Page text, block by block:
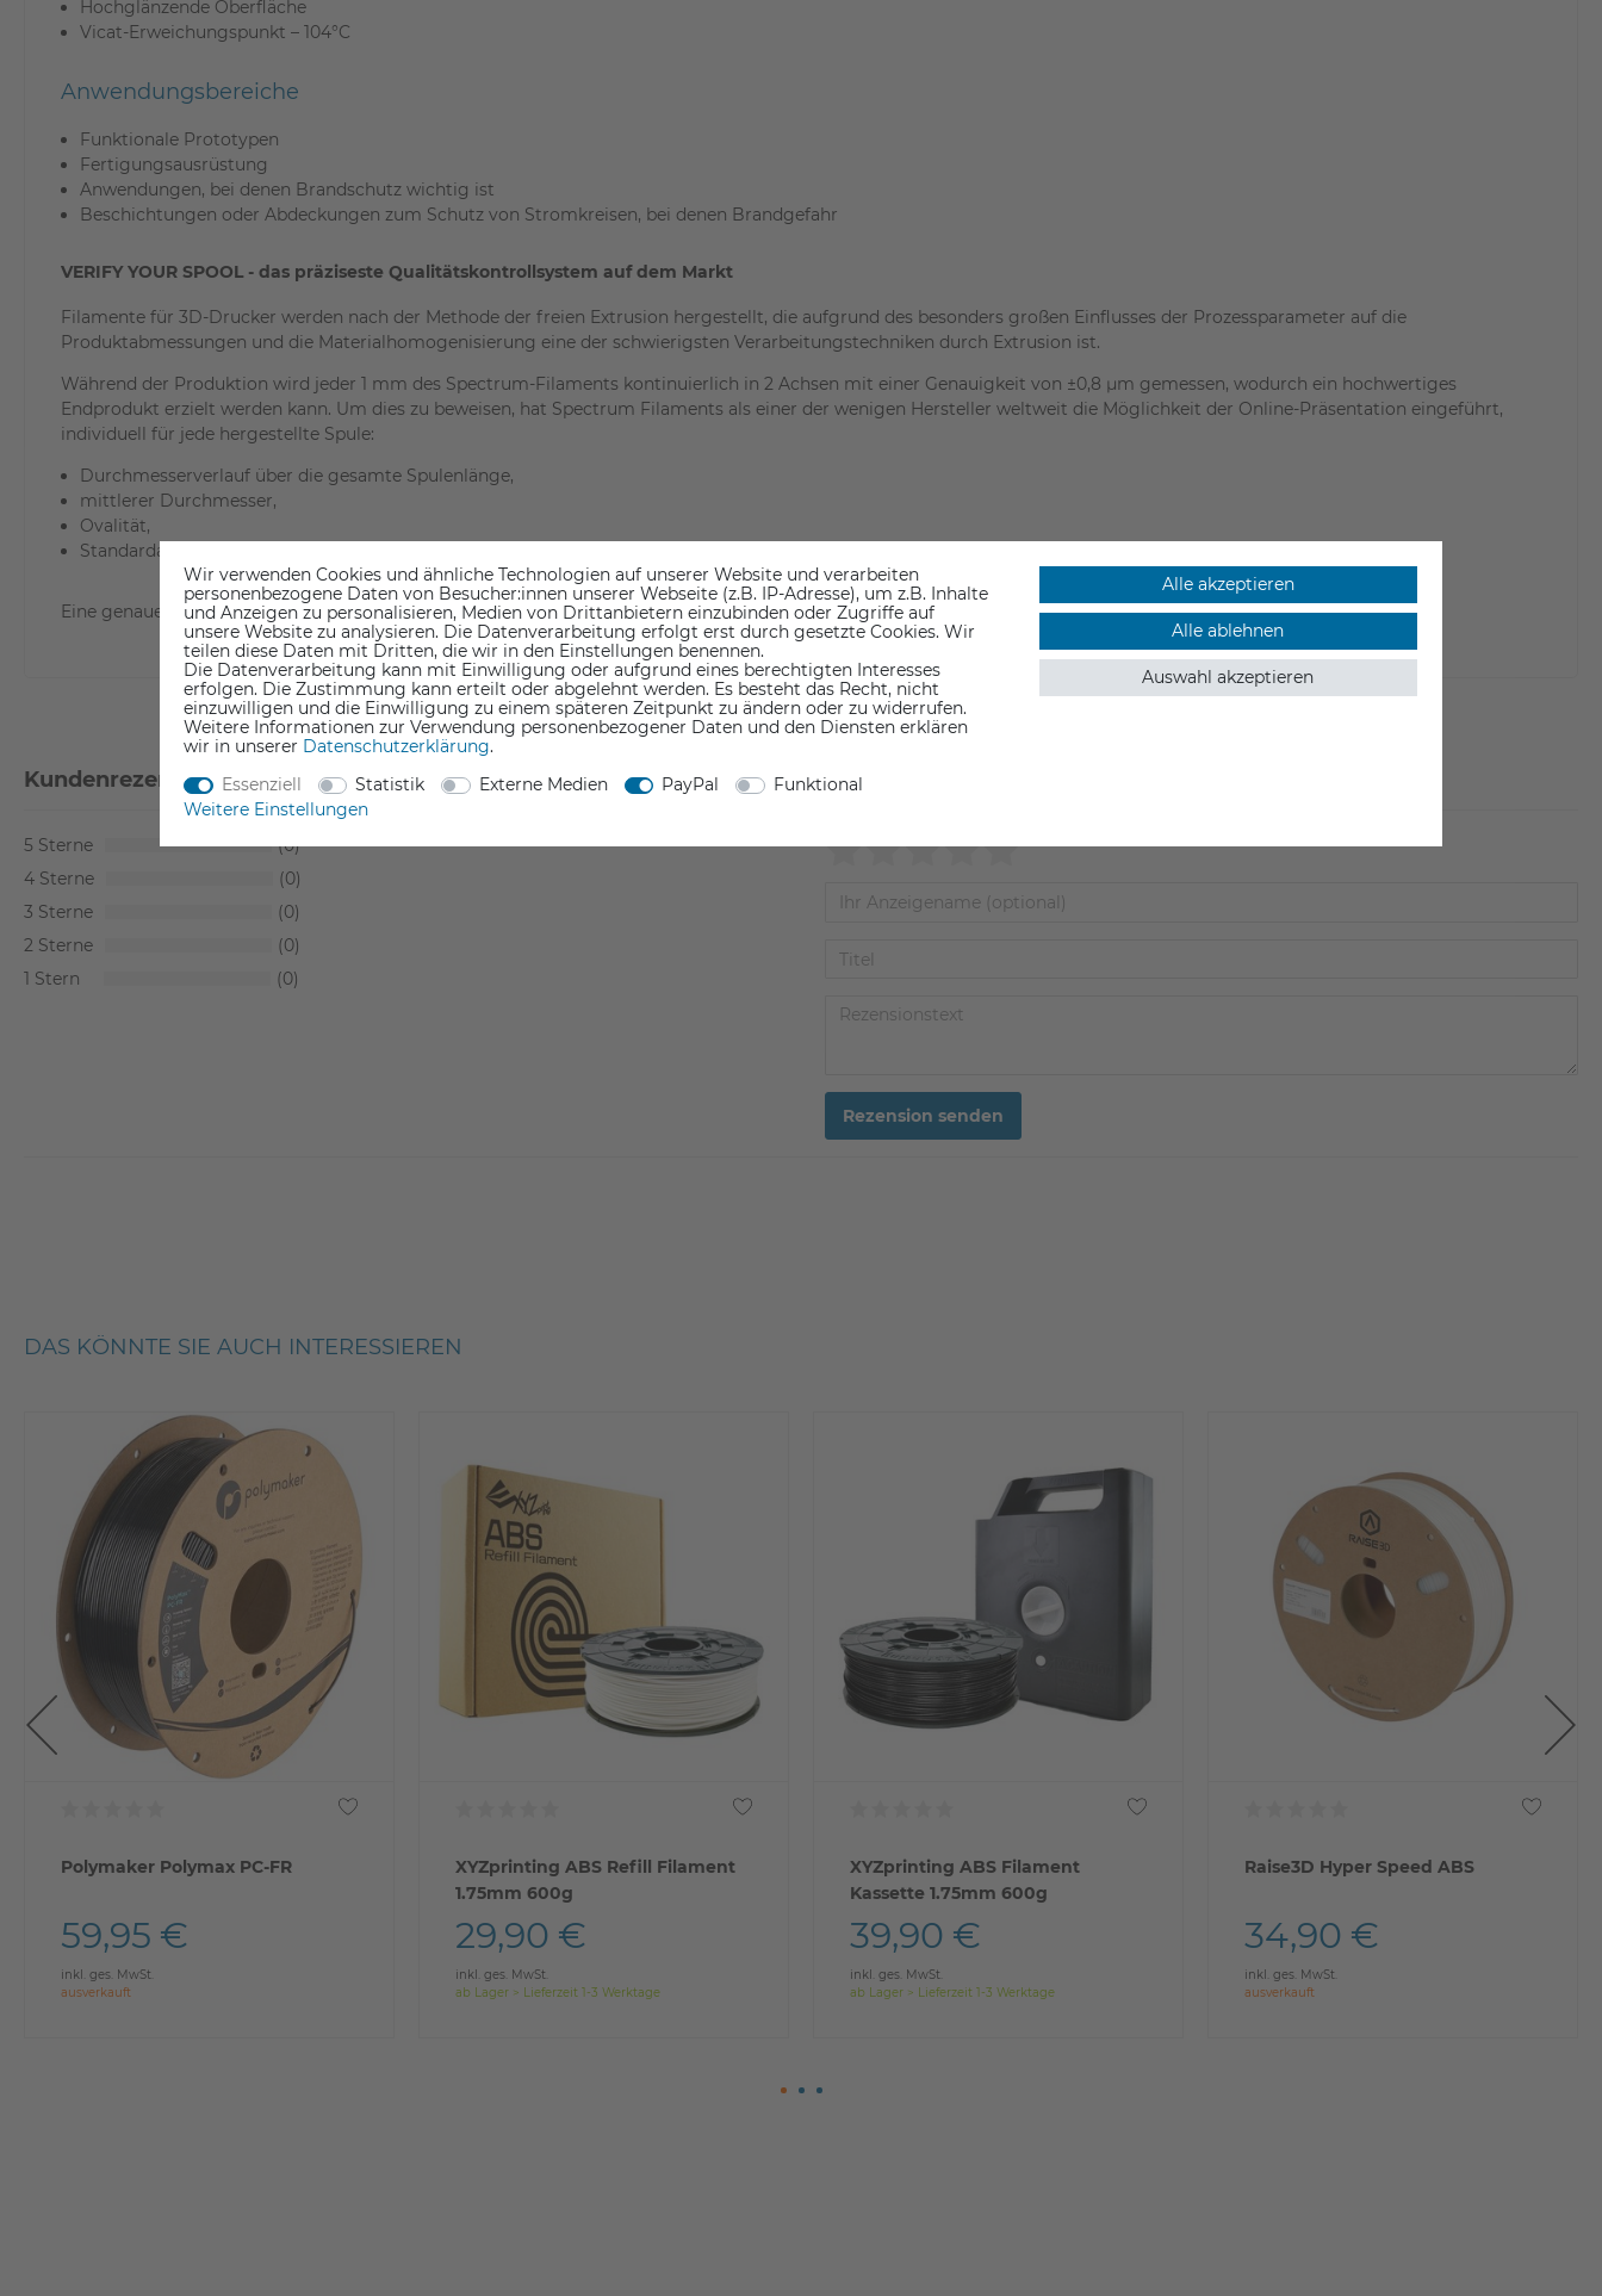
Hochglänzende Oberfläche
Vicat-Erweichungspunkt – 104°C
Anwendungsbereiche
Funktionale Prototypen
Fertigungsausrüstung
Anwendungen, bei denen Brandschutz wichtig ist
Beschichtungen oder Abdeckungen zum Schutz von Stromkreisen, bei denen Brandgefahr
VERIFY YOUR SPOOL - das präziseste Qualitätskontrollsystem auf dem Markt
Filamente für 3D-Drucker werden nach der Methode der freien Extrusion hergestellt, die aufgrund des besonders großen Einflusses der Prozessparameter auf die
Produktabmessungen und die Materialhomogenisierung eine der schwierigsten Verarbeitungstechniken durch Extrusion ist.
Während der Produktion wird jeder 1 mm des Spectrum-Filaments kontinuierlich in 2 Achsen mit einer Genauigkeit von ±0,8 µm gemessen, wodurch ein hochwertiges
Endprodukt erzielt werden kann. Um dies zu beweisen, hat Spectrum Filaments als einer der wenigen Hersteller weltweit die Möglichkeit der Online-Präsentation eingeführt,
individuell für jede hergestellte Spule:
Durchmesserverlauf über die gesamte Spulenlänge,
mittlerer Durchmesser,
Ovalität,
Standardabweichung.
Eine genaue Qualitätsprüfung garantiert, dass die Produkte von Spectrum Filaments die strengen Marktanforderungen erfüllen.
Kundenrezensionen(0)
5
0
4
0
3
0
2
0
1
0
Rezension senden
DAS KÖNNTE SIE AUCH INTERESSIEREN
Polymaker Polymax PC-FR
59,95 €
inkl. ges. MwSt.
ausverkauft
XYZprinting ABS Refill Filament
1.75mm 600g
29,90 €
inkl. ges. MwSt.
ab Lager > Lieferzeit 1-3 Werktage
XYZprinting ABS Filament
Kassette 1.75mm 600g
39,90 €
inkl. ges. MwSt.
ab Lager > Lieferzeit 1-3 Werktage
Raise3D Hyper Speed ABS
34,90 €
inkl. ges. MwSt.
ausverkauft
Wir verwenden Cookies und ähnliche Technologien auf unserer Website und verarbeiten
personenbezogene Daten von Besucher:innen unserer Webseite (z.B. IP-Adresse), um z.B. Inhalte
und Anzeigen zu personalisieren, Medien von Drittanbietern einzubinden oder Zugriffe auf
unsere Website zu analysieren. Die Datenverarbeitung erfolgt erst durch gesetzte Cookies. Wir
teilen diese Daten mit Dritten, die wir in den Einstellungen benennen.
Die Datenverarbeitung kann mit Einwilligung oder aufgrund eines berechtigten Interesses
erfolgen. Die Zustimmung kann erteilt oder abgelehnt werden. Es besteht das Recht, nicht
einzuwilligen und die Einwilligung zu einem späteren Zeitpunkt zu ändern oder zu widerrufen.
Weitere Informationen zur Verwendung personenbezogener Daten und den Diensten erklären
wir in unserer Daten­schutz­erklärung.
Essenziell
Statistik Externe Medien PayPal
Funktional
Weitere Einstellungen
Alle akzeptieren
Alle ablehnen
Auswahl akzeptieren